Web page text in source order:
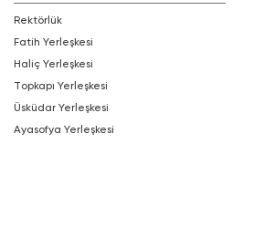
Rektörlük
Fatih Yerleşkesi
Haliç Yerleşkesi
Topkapı Yerleşkesi
Üsküdar Yerleşkesi
Ayasofya Yerleşkesi